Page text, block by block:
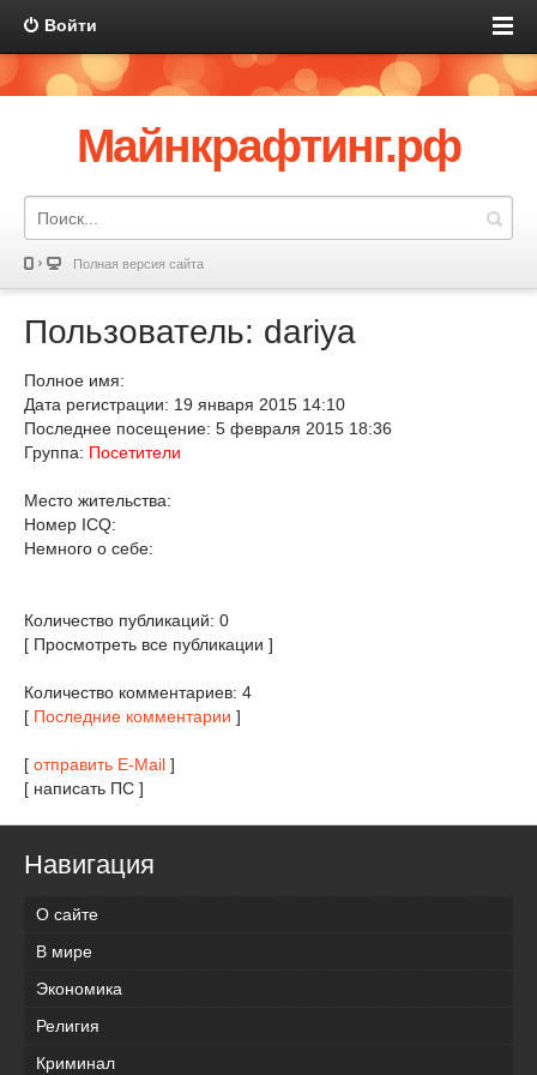
Войти
Майнкрафтинг.рф
Полная версия сайта
Пользователь: dariya
Полное имя:
Дата регистрации: 19 января 2015 14:10
Последнее посещение: 5 февраля 2015 18:36
Группа: Посетители
Место жительства:
Номер ICQ:
Немного о себе:
Количество публикаций: 0
[ Просмотреть все публикации ]
Количество комментариев: 4
[ Последние комментарии ]
[ отправить E-Mail ]
[ написать ПС ]
Навигация
О сайте
В мире
Экономика
Религия
Криминал